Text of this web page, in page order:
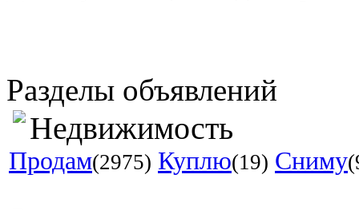
Разделы объявлений
Недвижимость
Продам(2975) Куплю(19) Сниму